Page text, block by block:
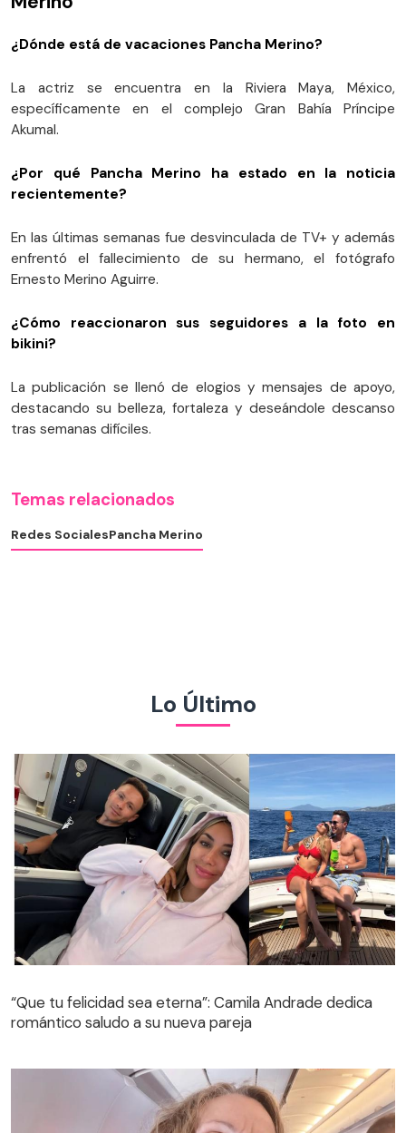
¿Dónde está de vacaciones Pancha Merino?
La actriz se encuentra en la Riviera Maya, México,
específicamente en el complejo Gran Bahía Príncipe
Akumal.
¿Por qué Pancha Merino ha estado en la noticia
recientemente?
En las últimas semanas fue desvinculada de TV+ y además
enfrentó el fallecimiento de su hermano, el fotógrafo
Ernesto Merino Aguirre.
¿Cómo reaccionaron sus seguidores a la foto en
bikini?
La publicación se llenó de elogios y mensajes de apoyo,
destacando su belleza, fortaleza y deseándole descanso
tras semanas difíciles.
Temas relacionados
Redes SocialesPancha Merino
Lo Último
“Que tu felicidad sea eterna”: Camila Andrade dedica
romántico saludo a su nueva pareja